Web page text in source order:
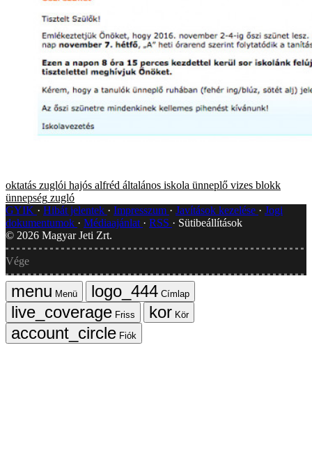
oktatás zuglói hajós alfréd általános iskola ünneplő vizes blokk
ünnepség zugló
GYIK
Hibát jelentek Impresszum Javítások kezelése
Jogi
dokumentumok
Médiaajánlat RSS
Sütibeállítások
© 2026 Magyar Jeti Zrt.
Vége
Menü
Címlap
Friss
Kör
Fiók